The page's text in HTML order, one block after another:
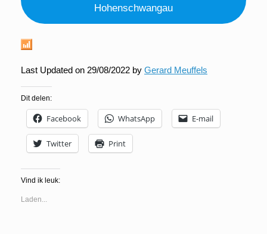
Hohenschwangau
Last Updated on 29/08/2022 by Gerard Meuffels
Dit delen:
Facebook WhatsApp E-mail
Twitter Print
Vind ik leuk:
Laden...